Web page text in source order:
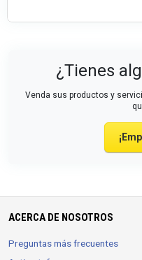
¿Tienes
Venda sus productos y
ACERCA DE NOSOTROS
Preguntas más frecuentes